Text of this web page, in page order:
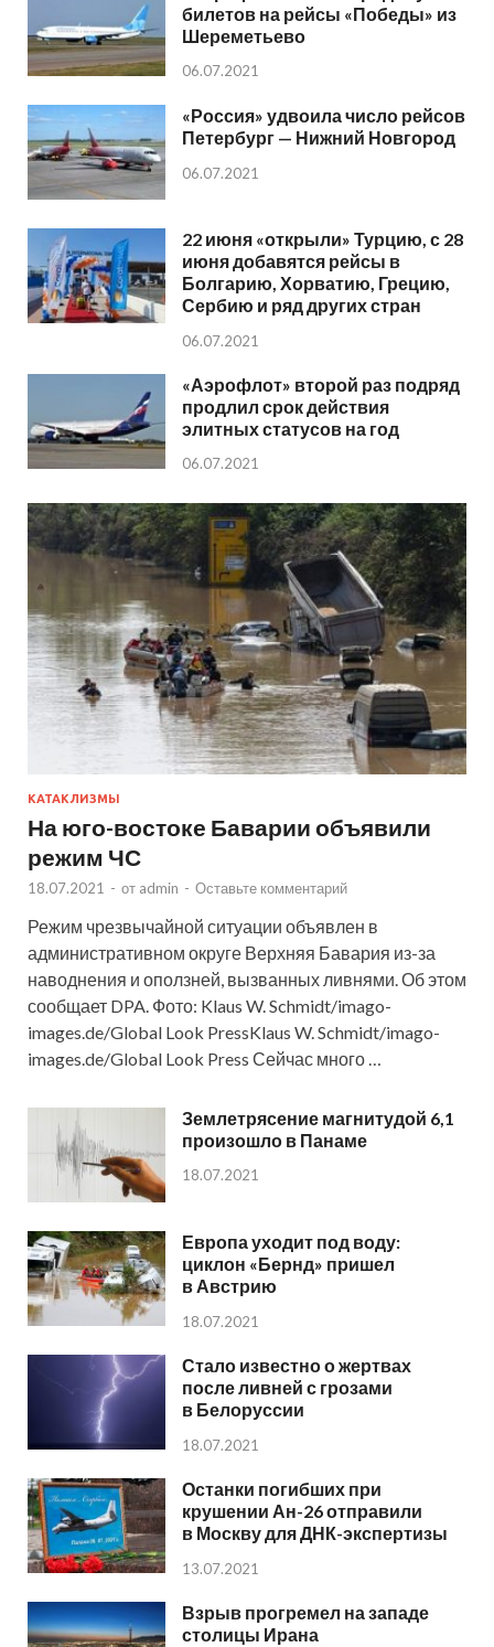
билетов на рейсы «Победы» из
Шереметьево
06.07.2021
«Россия» удвоила число рейсов
Петербург — Нижний Новгород
06.07.2021
22 июня «открыли» Турцию, с 28
июня добавятся рейсы в
Болгарию, Хорватию, Грецию,
Сербию и ряд других стран
06.07.2021
«Аэрофлот» второй раз подряд
продлил срок действия
элитных статусов на год
06.07.2021
КАТАКЛИЗМЫ
На юго-востоке Баварии объявили
режим ЧС
18.07.2021 - от admin - Оставьте комментарий
Режим чрезвычайной ситуации объявлен в
административном округе Верхняя Бавария из-за
наводнения и оползней, вызванных ливнями. Об этом
сообщает DPA. Фото: Klaus W. Schmidt/imago-
images.de/Global Look PressKlaus W. Schmidt/imago-
images.de/Global Look Press Сейчас много …
Землетрясение магнитудой 6,1
произошло в Панаме
18.07.2021
Европа уходит под воду:
циклон «Бернд» пришел
в Австрию
18.07.2021
Стало известно о жертвах
после ливней с грозами
в Белоруссии
18.07.2021
Останки погибших при
крушении Ан-26 отправили
в Москву для ДНК-экспертизы
13.07.2021
Взрыв прогремел на западе
столицы Ирана